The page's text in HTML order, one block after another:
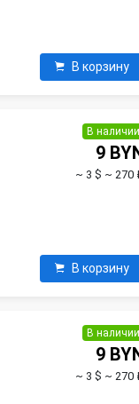
В корзину
В наличии
9
~ 3 $ ~ 270
В корзину
В наличии
9
~ 3 $ ~ 270